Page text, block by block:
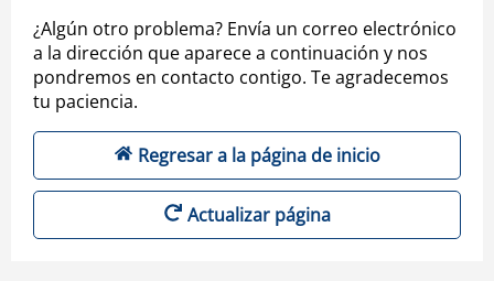
¿Algún otro problema? Envía un correo electrónico
a la dirección que aparece a continuación y nos
pondremos en contacto contigo. Te agradecemos
tu paciencia.
Regresar a la página de inicio
Actualizar página